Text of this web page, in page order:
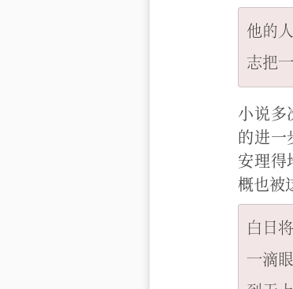
他的
小说多
的进一
安理得
概也被
白日
一滴